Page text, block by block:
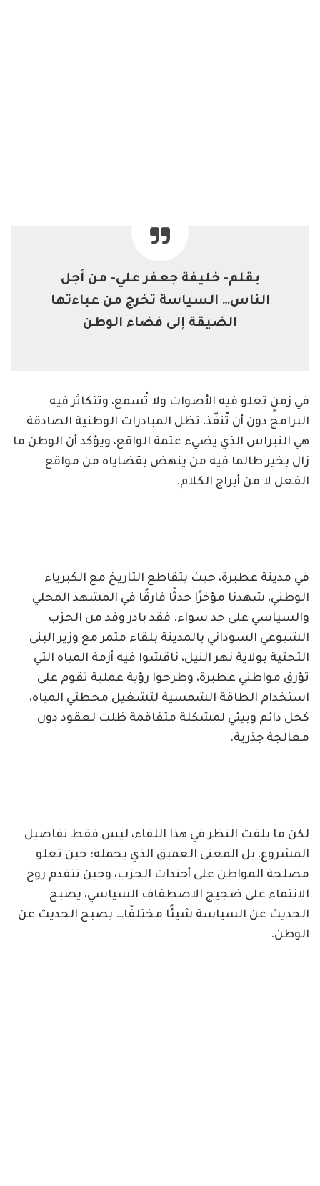
بقلم- خليفة جعفر علي- من أجل
الناس… السياسة تخرج من عباءتها
الضيقة إلى فضاء الوطن
في زمنٍ تعلو فيه الأصوات ولا تُسمع، وتتكاثر فيه
البرامج دون أن تُنفّذ، تظل المبادرات الوطنية الصادقة
هي النبراس الذي يضيء عتمة الواقع، ويؤكد أن الوطن ما
زال بخير طالما فيه من ينهض بقضاياه من مواقع
الفعل لا من أبراج الكلام.
في مدينة عطبرة، حيث يتقاطع التاريخ مع الكبرياء
الوطني، شهدنا مؤخرًا حدثًا فارقًا في المشهد المحلي
والسياسي على حد سواء. فقد بادر وفد من الحزب
الشيوعي السوداني بالمدينة بلقاء مثمر مع وزير البنى
التحتية بولاية نهر النيل، ناقشوا فيه أزمة المياه التي
تؤرق مواطني عطبرة، وطرحوا رؤية عملية تقوم على
استخدام الطاقة الشمسية لتشغيل محطتي المياه،
كحل دائم وبيئي لمشكلة متفاقمة ظلت لعقود دون
معالجة جذرية.
لكن ما يلفت النظر في هذا اللقاء، ليس فقط تفاصيل
المشروع، بل المعنى العميق الذي يحمله: حين تعلو
مصلحة المواطن على أجندات الحزب، وحين تتقدم روح
الانتماء على ضجيج الاصطفاف السياسي، يصبح
الحديث عن السياسة شيئًا مختلفًا… يصبح الحديث عن
الوطن.